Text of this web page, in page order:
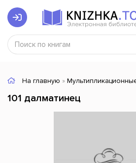
На главную »
101 далматинец